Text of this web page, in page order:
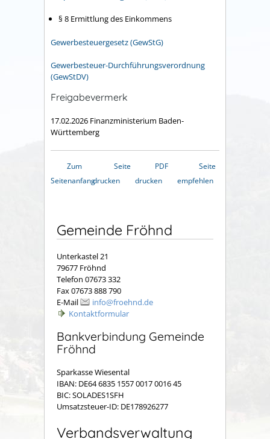
§ 8 Ermittlung des Einkommens
Gewerbesteuergesetz (GewStG)
Gewerbesteuer-Durchführungsverordnung
(GewStDV)
Freigabevermerk
17.02.2026 Finanzministerium Baden-
Württemberg
Zum
Seitenanfang
Seite
drucken
PDF
drucken
Seite
empfehlen
Gemeinde Fröhnd
Unterkastel 21
79677 Fröhnd
Telefon 07673 332
Fax 07673 888 790
E-Mail
info@froehnd.de
Kontaktformular
Bankverbindung Gemeinde
Fröhnd
Sparkasse Wiesental
IBAN: DE64 6835 1557 0017 0016 45
BIC: SOLADES1SFH
Umsatzsteuer-ID: DE178926277
Verbandsverwaltung